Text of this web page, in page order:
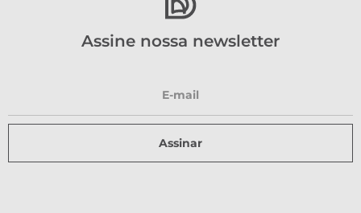
Assine nossa newsletter
Assinar